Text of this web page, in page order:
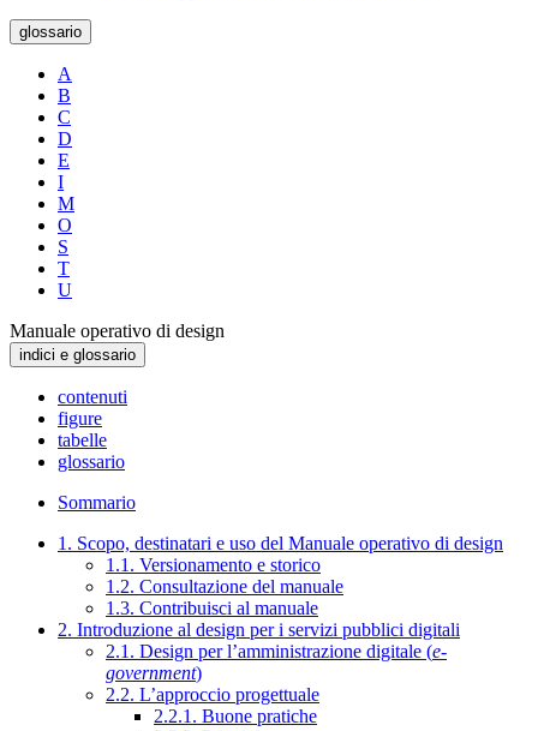
glossario
A
B
C
D
E
I
M
O
S
T
U
Manuale operativo di design
indici e glossario
contenuti
figure
tabelle
glossario
Sommario
1. Scopo, destinatari e uso del Manuale operativo di design
1.1. Versionamento e storico
1.2. Consultazione del manuale
1.3. Contribuisci al manuale
2. Introduzione al design per i servizi pubblici digitali
2.1. Design per l’amministrazione digitale (e-
government)
2.2. L’approccio progettuale
2.2.1. Buone pratiche